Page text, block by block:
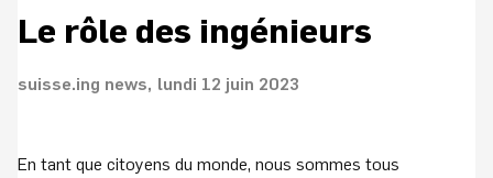
Le rôle des ingénieurs
suisse.ing news lundi 12 juin 2023
En tant que citoyens du monde, nous sommes tous